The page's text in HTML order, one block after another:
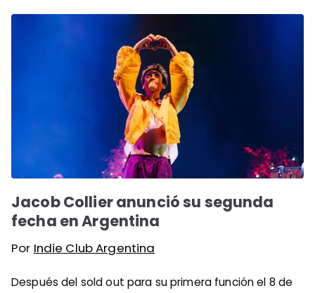
Jacob Collier anunció su segunda
fecha en Argentina
Por Indie Club Argentina
Después del sold out para su primera función el 8 de